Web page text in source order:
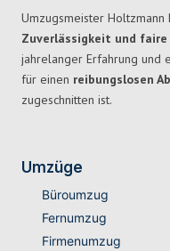
Umzugsmeister
Zuverlässigkeit und faire
jahrelanger Erfahrung und
für einen reibungslosen
zugeschnitten ist.
Umzüge
Büroumzug
Fernumzug
Firmenumzug